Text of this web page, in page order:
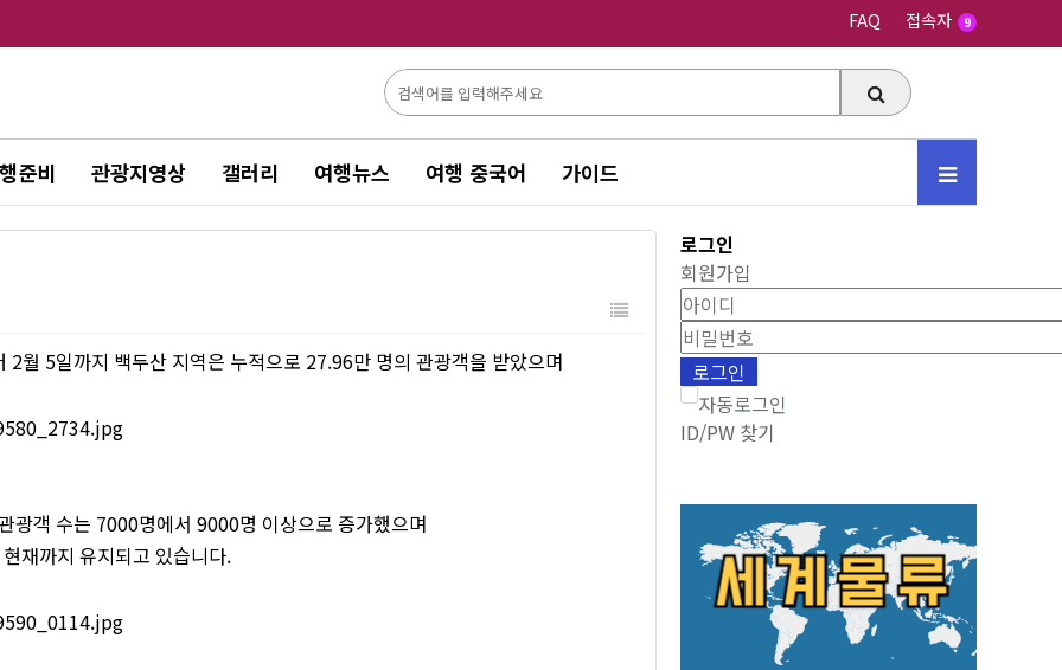
FAQ 접속자 9
준비 관광지영상 갤러리 여행뉴스 여행 중국어 가이드
월 5일까지 백두산 지역은 누적으로 27.96만 명의 관광객을 받았으며
광객 수는 7000명에서 9000명 이상으로 증가했으며
재까지 유지되고 있습니다.
로그인
회원가입
자동로그인
ID/PW 찾기